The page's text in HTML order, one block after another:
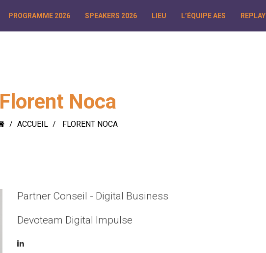
PROGRAMME 2026 SPEAKERS 2026 LIEU L’ÉQUIPE AES REPLAY
Florent Noca
ACCUEIL FLORENT NOCA
Partner Conseil - Digital Business
Devoteam Digital Impulse